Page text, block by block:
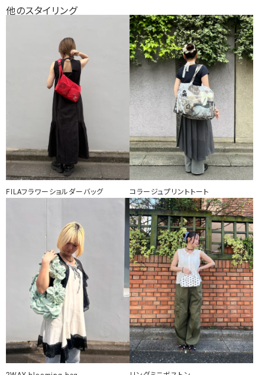
他のスタイリング
FILAフラワーショルダーバッグ コラージュプリントトート